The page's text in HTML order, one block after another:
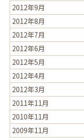
2012年9月
2012年8月
2012年7月
2012年6月
2012年5月
2012年4月
2012年3月
2011年11月
2010年11月
2009年11月